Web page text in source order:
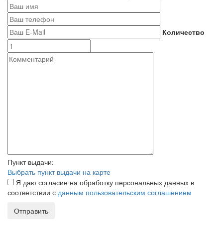
Количество
Пункт выдачи:
Выбрать пункт выдачи на карте
Я даю согласие на обработку персональных данных в
соответствии с данным пользовательским соглашением
Отправить